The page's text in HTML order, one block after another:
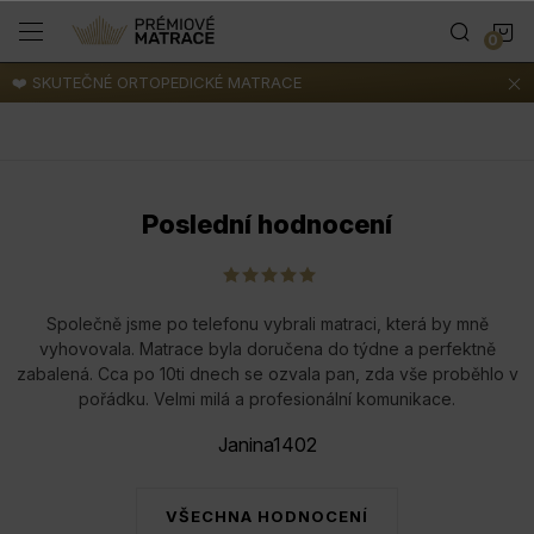
obsah
❤️ SKUTEČNÉ ORTOPEDICKÉ MATRACE
Poslední hodnocení
VŠECHNA HODNOCENÍ
Společně jsme po telefonu vybrali matraci, která by mně
vyhovovala. Matrace byla doručena do týdne a perfektně
zabalená. Cca po 10ti dnech se ozvala pan, zda vše proběhlo v
pořádku. Velmi milá a profesionální komunikace.
Janina1402